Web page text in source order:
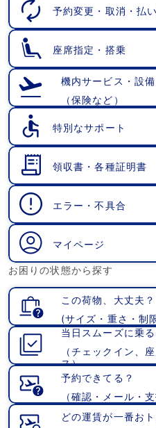
予約変更・取消・払
座席指定・搭乗
機内サービス・設
（保険など）
特別なサポート
領収書・各種証明書
エラー・不具合
マイページ
お困りの状態から探す
この荷物、大丈夫？
(サイズ・重さ・制
当日スムーズに乗る
（チェックイン、
ス）
予約できてる？
（確認・メール・
どの運賃が一番おト